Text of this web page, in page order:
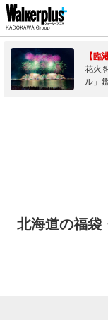
【臨
花火
ル」
北海道の福袋